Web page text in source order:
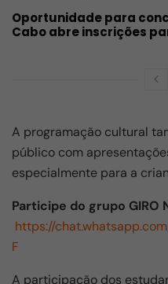
Oportunidade para
Cabo abre inscrições
A programação cultural
público com
especialmente para a
Participe do grupo GIRO
https://
F
A participação dos